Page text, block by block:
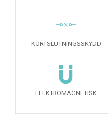
KORTSLUTNINGSSKYDD
ELEKTROMAGNETISK